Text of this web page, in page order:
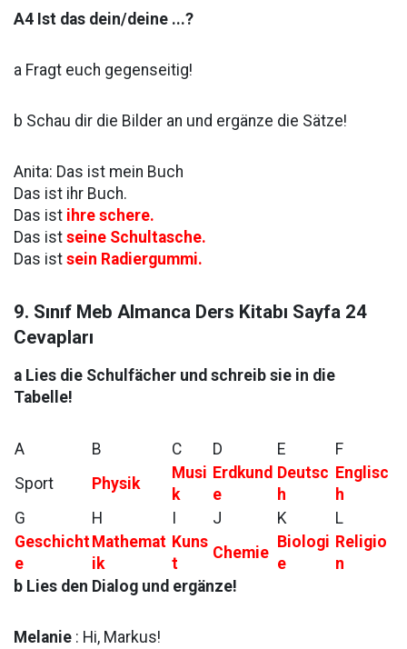
A4 Ist das dein/deine ...?
a Fragt euch gegenseitig!
b Schau dir die Bilder an und ergänze die Sätze!
Anita: Das ist mein Buch
Das ist ihr Buch.
Das ist ihre schere.
Das ist seine Schultasche.
Das ist sein Radiergummi.
9. Sınıf Meb Almanca Ders Kitabı Sayfa 24
Cevapları
a Lies die Schulfächer und schreib sie in die
Tabelle!
A B C D E
F
Sport
Physik
Musi
k
Erdkund
e
Deutsc
h
Englisc
h
G
H J K
L
Geschicht
e
Mathemat
ik
Kuns
t
Chemie
Biologi
e
Religio
n
b Lies den Dialog und ergänze!
Melanie : Hi, Markus!